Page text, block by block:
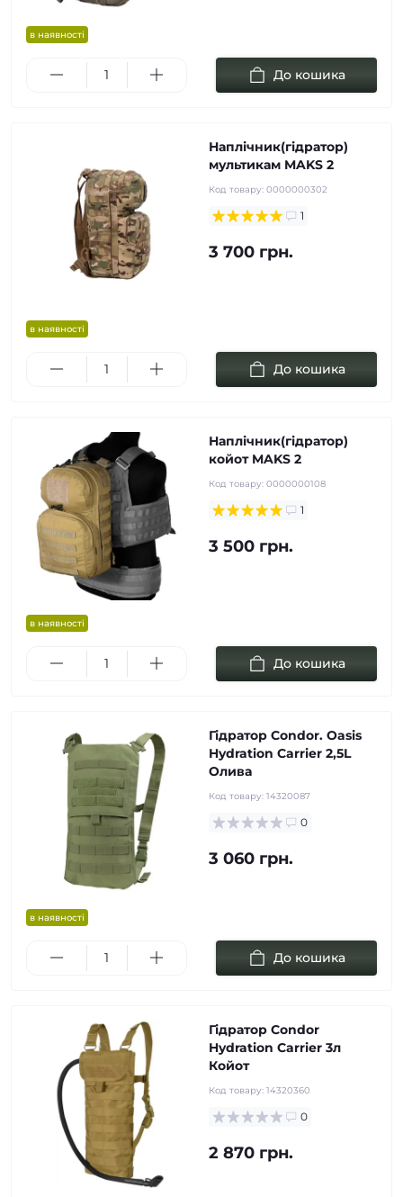
в наявності
До кошика
в наявності
Наплічник(гідратор)
мультикам MAKS 2
Код товару: 0000000302
1
3 700 грн.
До кошика
в наявності
Наплічник(гідратор)
койот MAKS 2
Код товару: 0000000108
1
3 500 грн.
До кошика
в наявності
Гідратор Condor. Oasis
Hydration Carrier 2,5L
Олива
Код товару: 14320087
0
3 060 грн.
До кошика
Гідратор Condor
Hydration Carrier 3л
Койот
Код товару: 14320360
0
2 870 грн.